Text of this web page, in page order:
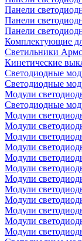
Панели
Панели
Панели
Комплектующие
Светильники
Кинетические
Светодиодные
Светодиодные
Модули
Светодиодные
Модули
Модули
Модули
Модули
Модули
Модули
Модули
Модули
Модули
Модули
Модули
Модули